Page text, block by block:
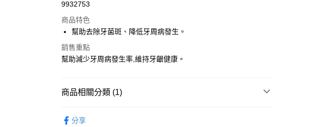
超商取貨付款
LINE Pay
Google Pay
9932753
商品特色
幫助去除牙菌斑、降低牙周病發生。
銷售重點
幫助減少牙周病發生率,維持牙齦健康。
商品相關分類 (1)
分享